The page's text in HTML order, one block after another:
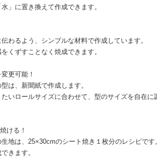
」に置き換えて作成できます。
わるよう、シンプルな材料で作成しています。
くずすことなく焼成できます。
更可能！
は、新聞紙で作成します。
いロールサイズに合わせて、型のサイズを自在に
ける！
地は、25×30cmのシート焼き１枚分のレシピです
きます。